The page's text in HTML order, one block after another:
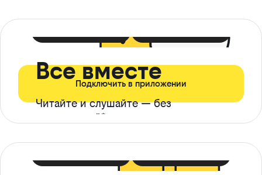
Все вместе
Читайте и слушайте — без
ограничений*
Подключить в приложении